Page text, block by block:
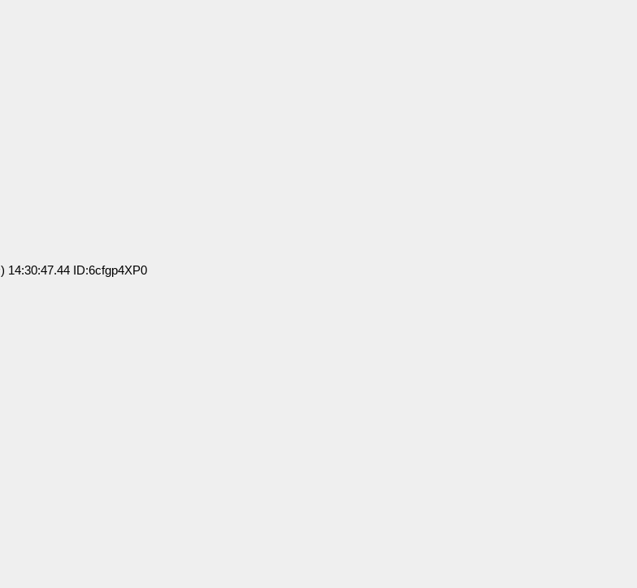
14:30:47.44 ID:6cfgp4XP0